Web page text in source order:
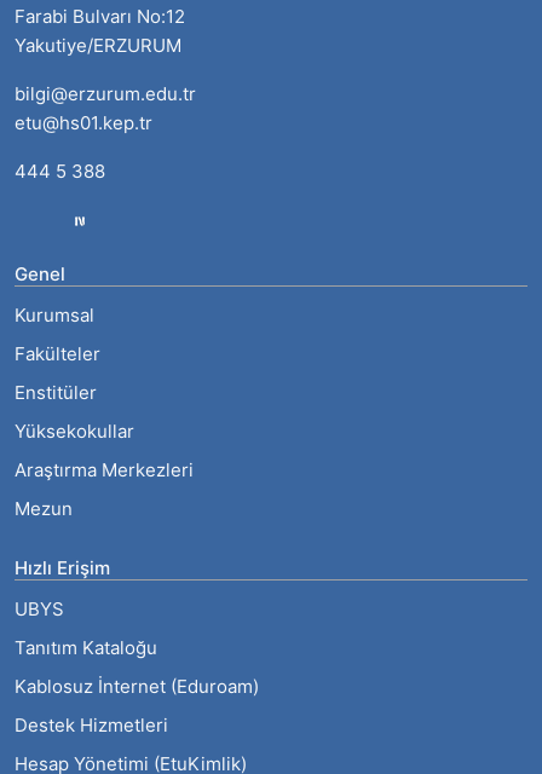
Farabi Bulvarı No:12
Yakutiye/ERZURUM
bilgi@erzurum.edu.tr
etu@hs01.kep.tr
444 5 388
Genel
Kurumsal
Fakülteler
Enstitüler
Yüksekokullar
Araştırma Merkezleri
Mezun
Hızlı Erişim
UBYS
Tanıtım Kataloğu
Kablosuz İnternet (Eduroam)
Destek Hizmetleri
Hesap Yönetimi (EtuKimlik)